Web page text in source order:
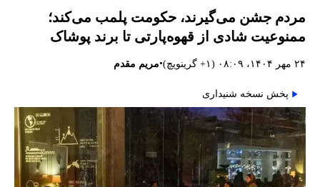
مردم جشن می‌گیرند، حکومت پلمب می‌کند؛
ممنوعیت شادی از قهوه‌پارتی تا برند پوشاک
۲۴ مهر ۱۴۰۴، ۰۸:۰۹ (‎+۱ گرینویچ) •مریم مقدم
پخش نسخه شنیداری